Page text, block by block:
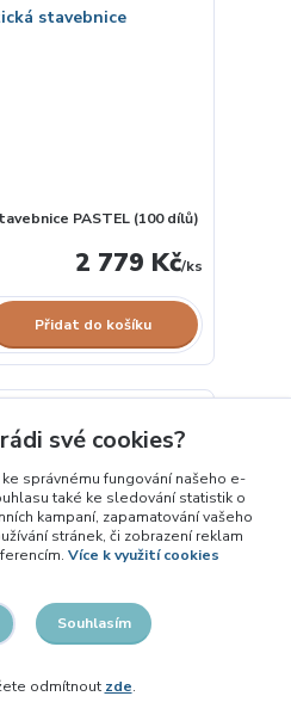
PASTEL (100 dílů)
2 779 Kč/ks
Přidat do košíku
své cookies?
správnému fungování našeho e-
také ke sledování statistik o
kampaní, zapamatování vašeho
stránek, či zobrazení reklam
Více k využití cookies
Souhlasím
odmítnout zde.